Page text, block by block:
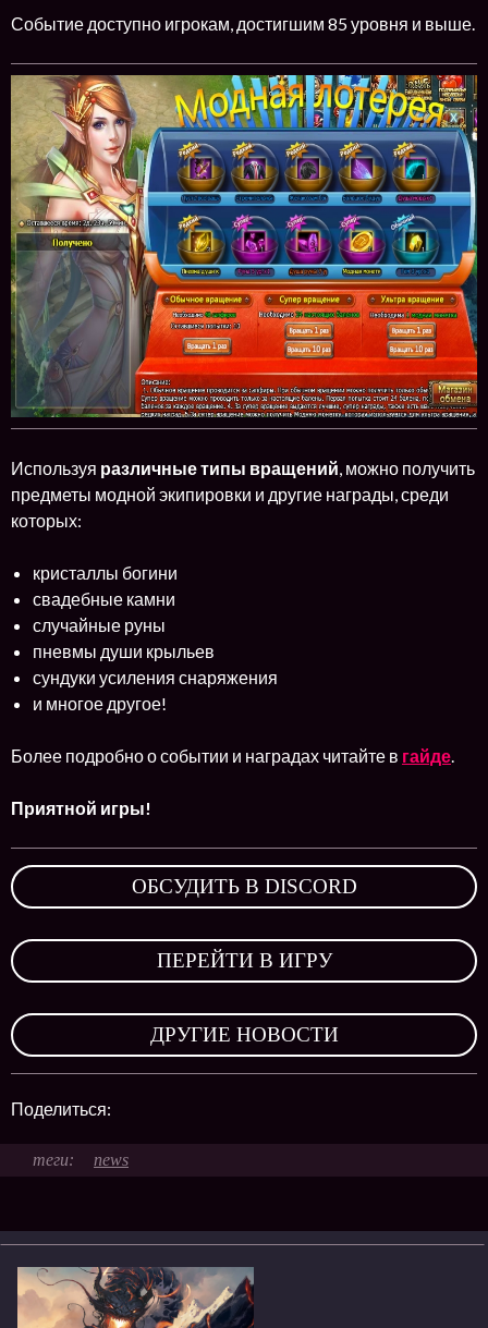
Событие доступно игрокам, достигшим 85 уровня и выше.
Используя различные типы вращений , можно получить
предметы модной экипировки и другие награды, среди
которых:
кристаллы богини
свадебные камни
случайные руны
пневмы души крыльев
сундуки усиления снаряжения
и многое другое!
Более подробно о событии и наградах читайте в гайде
Приятной игры!
ОБСУДИТЬ В DISCORD
ПЕРЕЙТИ В ИГРУ
ДРУГИЕ НОВОСТИ
Поделиться:
news